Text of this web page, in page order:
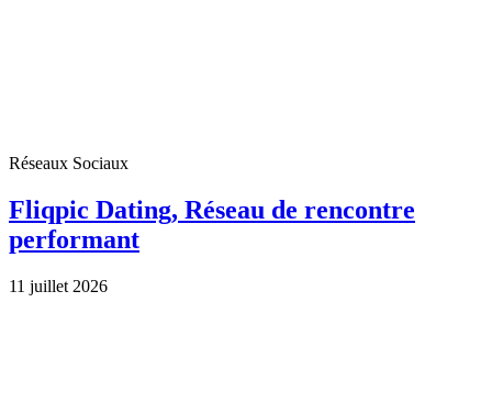
Réseaux Sociaux
Fliqpic Dating, Réseau de rencontre
performant
11 juillet 2026